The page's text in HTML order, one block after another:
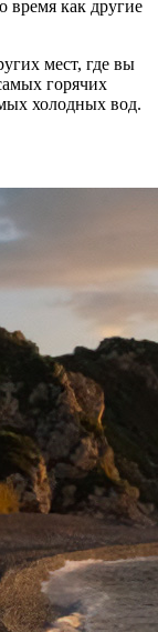
время как другие
мест, где вы
горячих
холодных вод.